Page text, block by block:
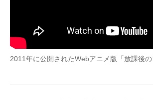
建設×テクノロジーの最前線
ちょっと気になるネットの話題
2011年に公開されたWebアニメ版「放課後